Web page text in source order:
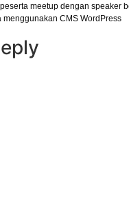
meetup dengan speaker
CMS WordPress